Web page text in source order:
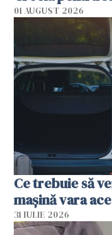
01 AUGUST 2026
Ce trebuie să
mașină vara
31 IULIE 2026